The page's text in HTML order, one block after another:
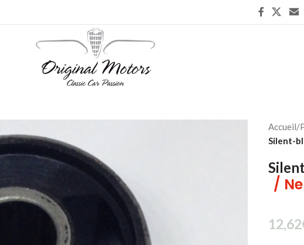
Accueil/
Silent-
/
12,62